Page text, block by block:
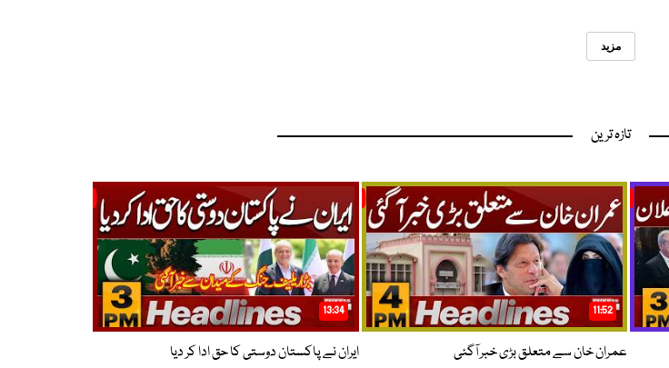
مزید
تازہ ترین
11:52
عمران خان سے متعلق بڑی خبر آگئی
13:34
ایران نے پاکستان دوستی کا حق ادا کر دیا